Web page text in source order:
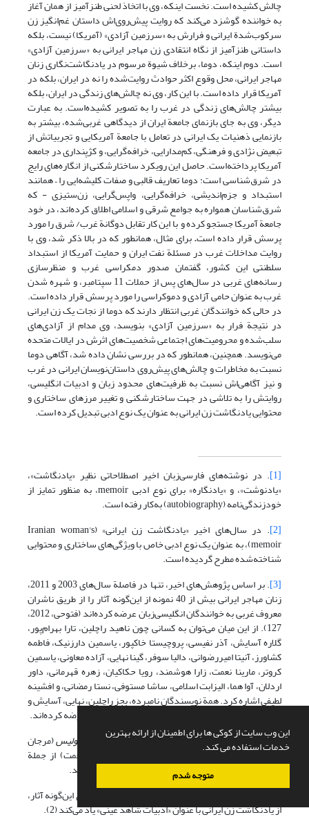
این وب سایت از کوکی ها برای اطمینان از ارائه بهترین
خدمات استفاده می کند.
متوجه شدم
چالش کشیده است. نخست اینکه، وی با اتخاذ لحنی طنزآمیز از همان آغاز
به خواننده گوشزد می‌کند که روایت پیش‌روی‌اش داستان غم‌انگیز زن
سرکوب‌شدة ایرانی و فرارش به «سرزمین آزادی» (آمریکا) نیست، بلکه
داستانی طنزآمیز از نگاه انتقادی زن مهاجر ایرانی به «سرزمین آزادی»
است. دوم اینکه، دوما، برخلاف شیوة مرسوم در یادنگاشت‌نگاری زنان
مهاجر ایرانی، محل وقوع اکثر حوادث روایت‌شده را نه در ایران، بلکه در
آمریکا قرار داده است. با این کار، وی نه چالش‌های زندگی در ایران، بلکه
بیشتر چالش‌های زندگی در غرب را به تصویر کشیده‌است. به عبارت
دیگر، وی به جای بازنمای جامعة ایران از دیدگاهی غربی‌شده، بیشتر به
بازنمایی ذهنیات یک ایرانی در تعامل با جامعة آمریکایی و تجربیاتش از
تبعیض نژادی و فرهنگی، کم‌مدارایی، خرافه‌گرایی، و کژپنداری در جامعه
آمریکا پرداخته‌است. حاصل این رویکرد ساختارشکنی از انگاره‌های رایج
در شرق‌شناسی است: دوما تعاریف قالبی و صفات کلیشه‌ایی را – همانند
استبداد و جزم‌اندیشی، خرافه‌گرایی، واپس‌گرایی، زن‌ستیزی - که
شرق‌شناسان همواره به جوامع شرقی و اسلامی اطلاق کرده‌اند، در خود
جامعة آمریکا جستجو کرده و با این کار تقابل دوگانة غرب/ شرق را مورد
پرسش قرار داده است.برای مثال، همانطور که در بالا ذکر شد، وی با
روایت مداخلات غرب در مسئلة نفت ایران و حمایت آمریکا از استبداد
سلطنتی این کشور، گفتمان صدور دمکراسی غرب و منظرسازی
رسانه‌های غربی در سال‌های پس از حملات 11 سپتامبر، و شهره شدن
غرب به عنوان حامی آزادی و دموکراسی را مورد پرسش قرار داده است.
در حالی که خوانندگان غربی انتظار دارند که دوما از نجات یک زن ایرانی
در نتیجة فرار به «سرزمین آزادی» بنویسد، وی مدام از آزادی‌های
سلب‌شده و محرومیت‌های اجتماعی شخصیت‌های اثرش در ایالات متحده
می‌نویسد. همچنین، همانطور که در بررسی نشان داده شد، آگاهی دوما
نسبت به مخاطرات و چالش‌های پیش‌روی داستان‌نویسان ایرانی در غرب
و نیز آگاهی‌اش نسبت به ظرفیت‌های محدود زبان و ادبیات انگلیسی،
روایتش را به تلاشی در جهت ساختارشکنی و تغییر مرزهای ساختاری و
محتوایی یادنگاشت زن ایرانی به عنوان یک نوع ادبی تبدیل کرده است.
[1] . در نوشته‌های فارسی‌زبان اخیر اصطلاحاتی نظیر «یادنگاشت»،
«یادنوشت»، و «یادنگاره» برای نوع ادبی memoir، به منظور تمایز از
خودزندگی‌نامه (autobiography) به‌کار رفته است.
[2]
. در سال‌های اخیر «یادنگاشت زن ایرانی» (Iranian woman's
memoir)، به عنوان یک نوع ادبی خاص با ویژگی‌های ساختاری و محتوایی
شناخته‌شده مطرح گردیده است.
[3]
. بر اساس پژوهش‌های اخیر، تنها در فاصلة سال‌های 2003 و 2011،
زنان مهاجر ایرانی بیش از 40 نمونه از این‌گونه آثار را از طریق ناشران
معروف غربی به خوانندگان انگلیسی‌زبان عرضه کرده‌اند (فتوحی، 2012،
127). از این میان می‌توان به کسانی چون ناهید راچلین، تارا بهرام‌پور،
گلاره آسایش، آذر نفیسی، پروچیستا خاکپور، یاسمین دارزنیک، فاطمه
کشاورز، آنیتا امیررضوانی، دالیا سوفر، گینا نهایی، آزاده معاونی، یاسمین
کروتر، مارینا نعمت، زارا هوشمند، رویا حکاکیان، زهره قهرمانی، داور
اردلان، آوا هما، الیزابت اسلامی، ساشا مستوفی، نستا رمضانی، و افشینه
لطیفی اشاره کرد. همة نویسندگان نامبرده، بجز راچلین، نهایی، آسایش و
[4] . برای نمونه،لولیتا خوانی در تهران(آذر نفیسی)، پرسپولیس(مرجان
ساتراپی؛ زبان اصلی فرانسوی)، (مارینا نعمت) از جملة
پرفروش‌ترین آثار ادبی در آمریکا طی سال‌های اخیر بوده‌اند.
. فاطمه کشاورز با اشاره به رویکرد غیرادبی و غیرهنری این‌گونه آثار،
از یادنگاشت زن ایرانی با عنوان «ادبیات شاهد عینی» یاد می‌کند (2).